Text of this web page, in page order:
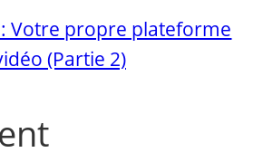
Votre propre plateforme
(Partie 2)